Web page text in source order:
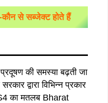
से सब्जेक्ट होते हैं
की समस्या बढ़ती जा
द्वारा विभिन्न प्रकार
का मतलब Bharat